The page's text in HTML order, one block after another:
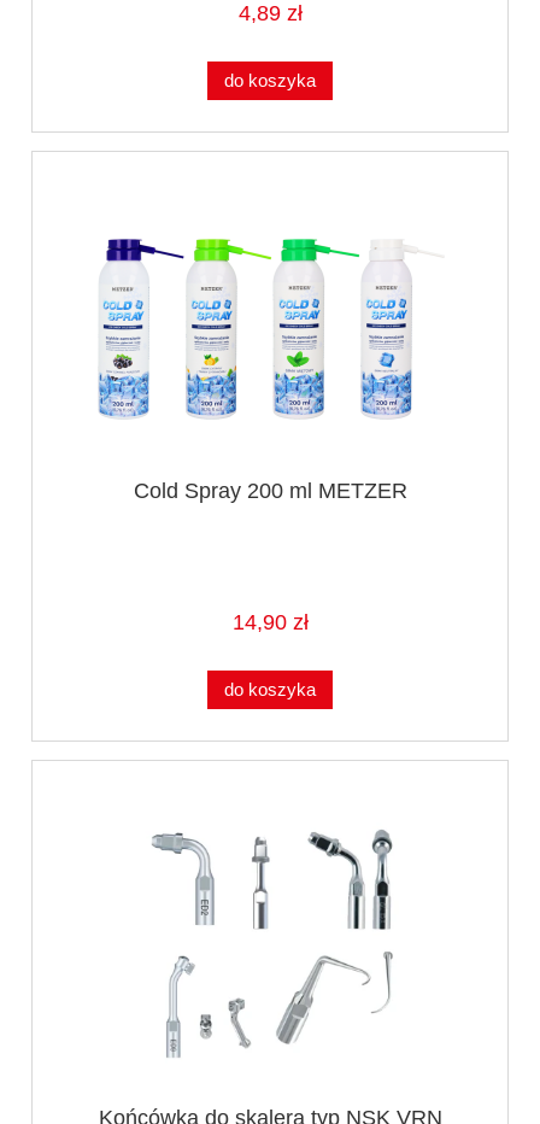
4,89 zł
do koszyka
Cold Spray 200 ml METZER
14,90 zł
do koszyka
Końcówka do skalera typ NSK VRN